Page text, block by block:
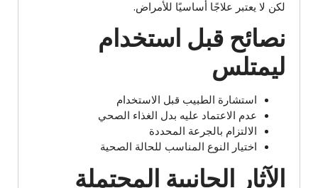
لكن لا يعتبر علاجًا أساسيًا للأمراض.
نصائح قبل استخدام
ليمتلس
استشارة الطبيب قبل الاستخدام
عدم الاعتماد عليه بدل الغذاء الصحي
الالتزام بالجرعة المحددة
اختيار النوع المناسب للحالة الصحية
الآثار الجانبية المحتملة